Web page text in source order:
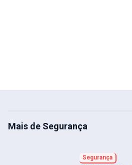
Mais de Segurança
Segurança